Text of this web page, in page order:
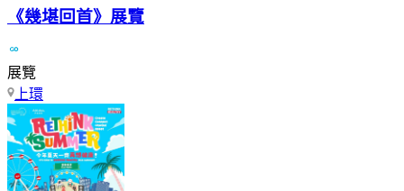
《幾堪回首》展覽
展覽
上環